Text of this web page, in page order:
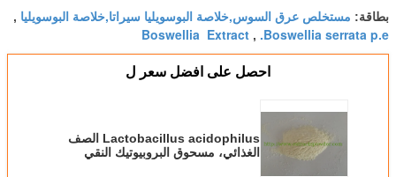
بطاقة: مستخلص عرق السوس,خلاصة البوسويليا سيراتا,خلاصة البوسويليا ,
Boswellia serrata p.e.
,
Boswellia Extract
احصل على افضل سعر ل
Lactobacillus acidophilus الصف
الغذائي، مسحوق البروبيوتيك النقي